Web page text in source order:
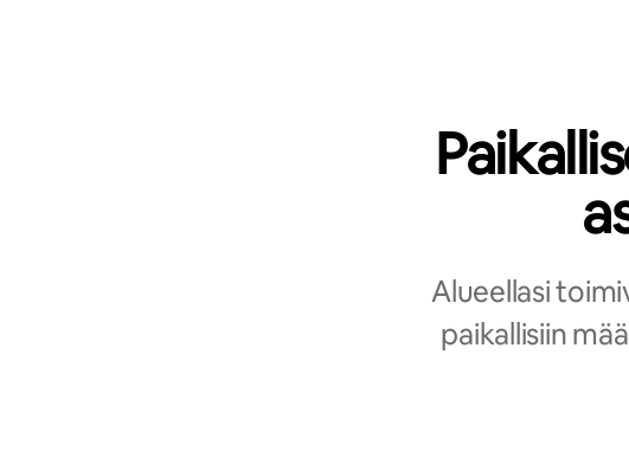
Alueellasi
paikallisiin